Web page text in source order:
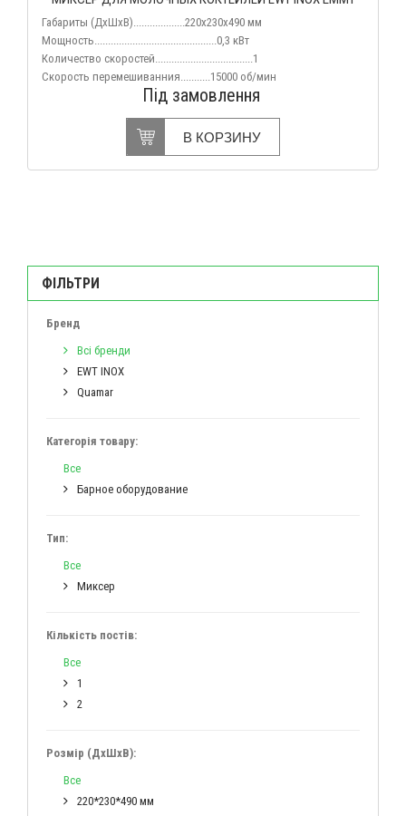
Габариты (ДхШхВ)...................220х230х490 мм
Мощность.............................................0,3 кВт
Количество скоростей....................................1
Скорость перемешиванния...........15000 об/мин
Під замовлення
В КОРЗИНУ
ФІЛЬТРИ
Бренд
Всі бренди
EWT INOX
Quamar
Категорія товару:
Все
Барное оборудование
Тип:
Все
Миксер
Кількість постів:
Все
1
2
Розмір (ДхШхВ):
Все
220*230*490 мм